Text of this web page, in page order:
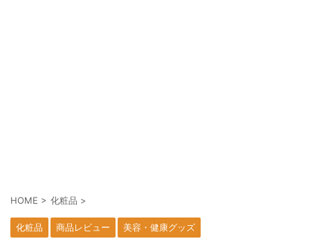
HOME > 化粧品 >
化粧品 商品レビュー 美容・健康グッズ